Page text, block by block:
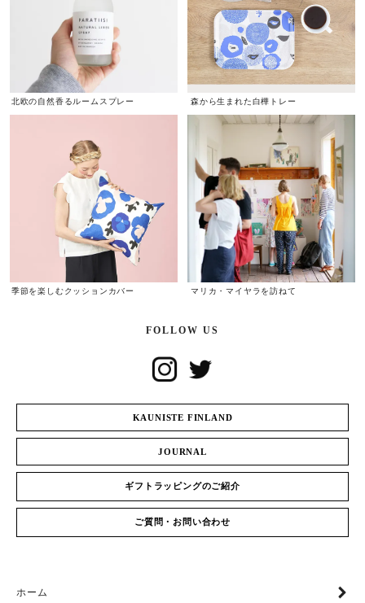
北欧の自然香るルームスプレー 森から生まれた白樺トレー
季節を楽しむクッションカバー マリカ・マイヤラを訪ねて
FOLLOW US
KAUNISTE FINLAND
JOURNAL
ギフトラッピングのご紹介
ご質問・お問い合わせ
ホーム